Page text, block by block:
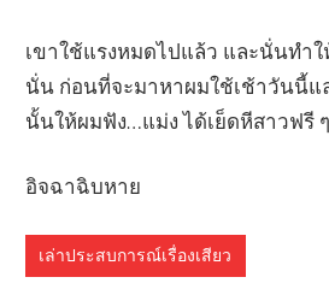
เขาใช้แรงหมดไปแล้ว และนั่นทำ
นั่น ก่อนที่จะมาหาผมใช้เช้าวันนี้แล
นั้นให้ผมฟัง…แม่ง ได้เย็ดหีสาวฟรี
อิจฉาฉิบหาย
เล่าประสบการณ์เรื่องเสียว